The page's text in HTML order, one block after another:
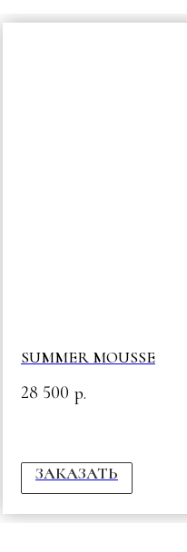
SUMMER MOUSSE
28 500 р.
ЗАКАЗАТЬ